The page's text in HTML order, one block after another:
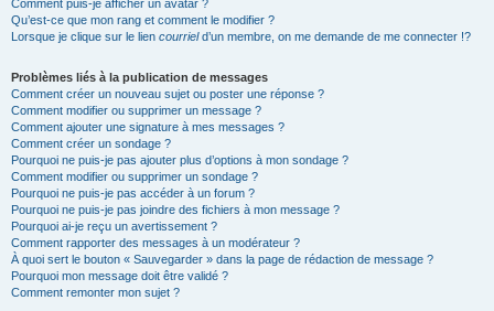
Comment puis-je afficher un avatar ?
Qu’est-ce que mon rang et comment le modifier ?
Lorsque je clique sur le lien courrield’un membre, on me demande de me connecter !?
Problèmes liés à la publication de messages
Comment créer un nouveau sujet ou poster une réponse ?
Comment modifier ou supprimer un message ?
Comment ajouter une signature à mes messages ?
Comment créer un sondage ?
Pourquoi ne puis-je pas ajouter plus d’options à mon sondage ?
Comment modifier ou supprimer un sondage ?
Pourquoi ne puis-je pas accéder à un forum ?
Pourquoi ne puis-je pas joindre des fichiers à mon message ?
Pourquoi ai-je reçu un avertissement ?
Comment rapporter des messages à un modérateur ?
À quoi sert le bouton « Sauvegarder » dans la page de rédaction de message ?
Pourquoi mon message doit être validé ?
Comment remonter mon sujet ?